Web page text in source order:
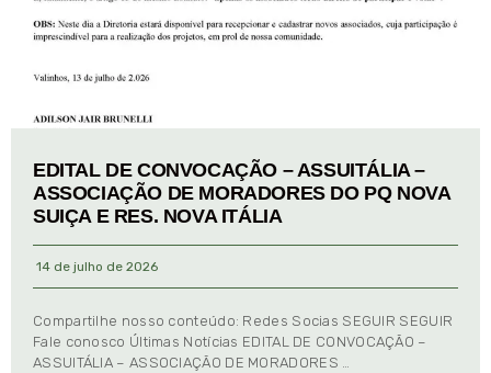
EDITAL DE CONVOCAÇÃO – ASSUITÁLIA –
ASSOCIAÇÃO DE MORADORES DO PQ NOVA
SUIÇA E RES. NOVA ITÁLIA
14 de julho de 2026
Compartilhe nosso conteúdo: Redes Socias SEGUIR SEGUIR
Fale conosco Últimas Notícias EDITAL DE CONVOCAÇÃO –
ASSUITÁLIA – ASSOCIAÇÃO DE MORADORES …